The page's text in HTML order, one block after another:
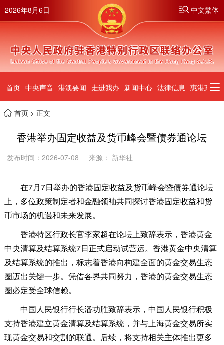
2026年8月6日 中文繁体
首页 中央声音 港澳要闻 走进我办 新闻中心 法律信息 惠港政策
首页> 正文
香港举办固定收益及货币峰会暨债券通论坛
发布时间：2026-07-08 来源： 新华社
在7月7日举办的香港固定收益及货币峰会暨债券通论坛
上，多位政策制定者和金融领袖共同探讨香港固定收益和货
币市场的机遇和未来发展。
香港特区行政长官李家超在论坛上致辞表示，香港黄金
中央清算及结算系统7日正式启动试营运。香港黄金中央清算
及结算系统的推出，标志着香港向构建全面的黄金交易生态
圈迈出关键一步。凭借各界共同努力，香港的黄金交易生态
圈必定受全球信赖。
中国人民银行行长潘功胜致辞表示，中国人民银行积极
支持香港建立黄金清算及结算系统，并与上海黄金交易所实
现黄金交易和交割的联通。后续，将支持相关主体推出更多